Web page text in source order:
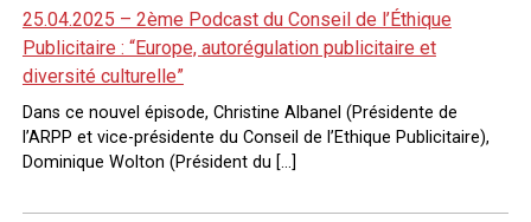
25.04.2025 – 2ème Podcast du Conseil de l’Éthique
Publicitaire : “Europe, autorégulation publicitaire et
diversité culturelle”
Dans ce nouvel épisode, Christine Albanel (Présidente de
l’ARPP et vice-présidente du Conseil de l’Ethique Publicitaire),
Dominique Wolton (Président du […]